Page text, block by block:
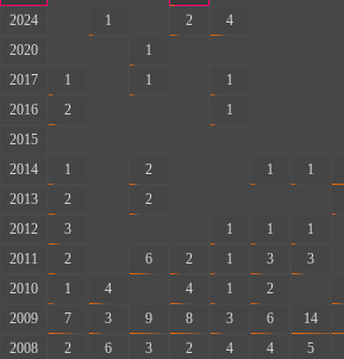
2024
1 2 4
2020
1
2017
1 1 1
2016
2 1
2015
2014
1 2 1 1
2013
2 2
2012
3 1 1 1
2011
2 6 2 1 3 3
2010
1 4 4 1 2
2009
7 3 9 8 3 6 14
2008
2 6 3 2 4 4 5